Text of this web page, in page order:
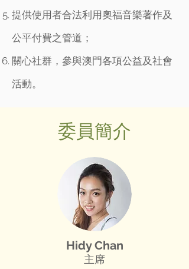
提供使用者合法利用奧福音樂著作及
公平付費之管道；
關心社群，參與澳門各項公益及社會
活動。
委員簡介
Hidy Chan
主席